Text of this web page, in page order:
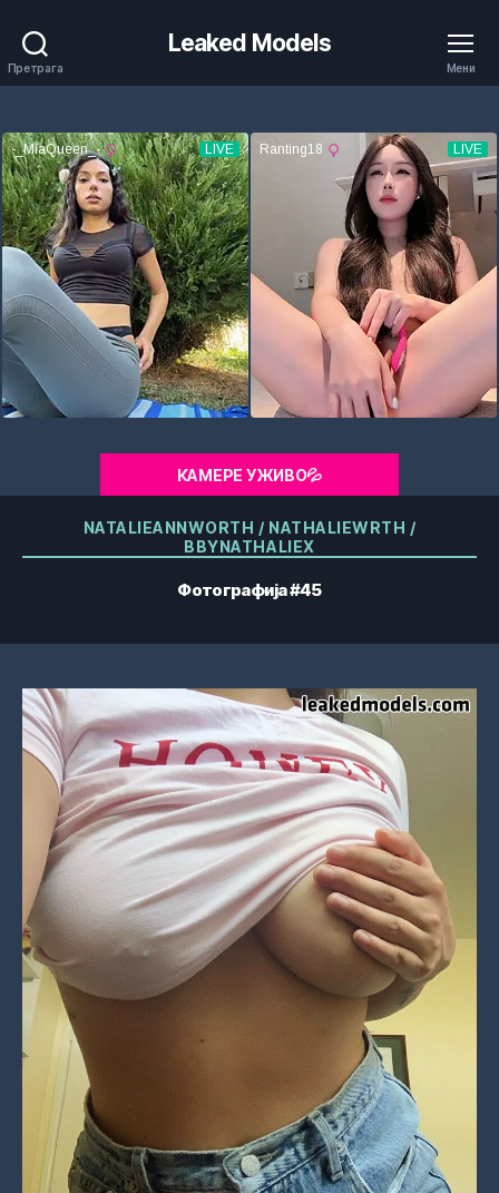
Претрага
Leaked Models
Мени
КАМЕРЕ УЖИВО💦
Категорије
NATALIEANNWORTH / NATHALIEWRTH /
BBYNATHALIEX
Фотографија #45